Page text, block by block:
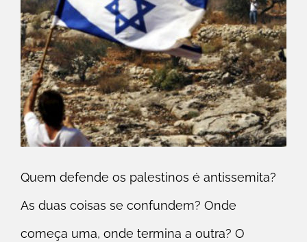
Quem defende os palestinos é antissemita?
As duas coisas se confundem? Onde
começa uma, onde termina a outra? O